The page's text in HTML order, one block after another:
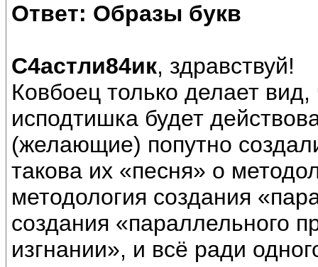
Ответ: Образы букв
С4астли84ик, здравствуй!
Ковбоец только делает
исподтишка будет
(желающие) попутно
такова их «песня» о
методология создания
создания «параллельного
изгнании», и всё ради